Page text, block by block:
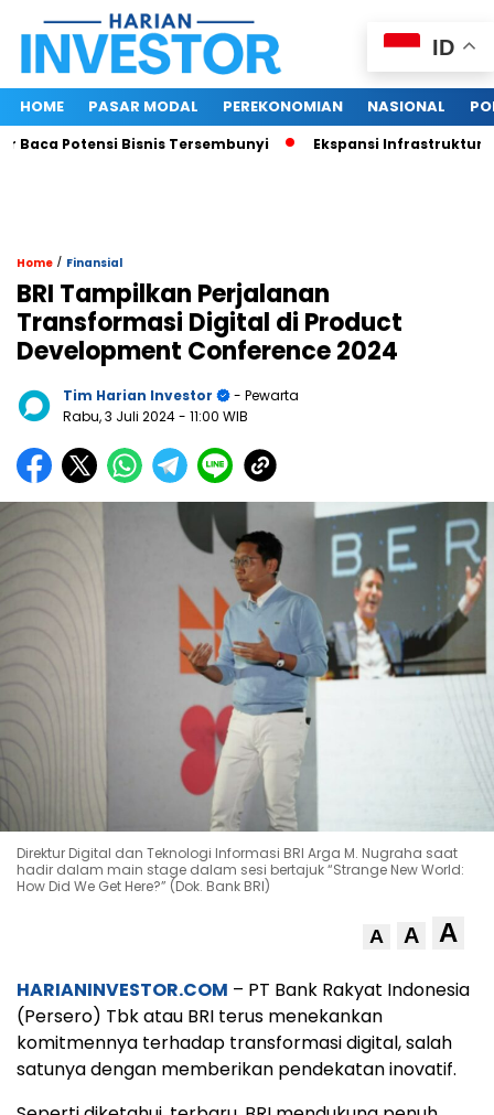
HOME PASAR MODAL PEREKONOMIAN NASIONAL
Potensi Bisnis Tersembunyi Ekspansi Infrastruktur
Home / Finansial
BRI Tampilkan Perjalanan
Transformasi Digital di Product
Development Conference 2024
Tim Harian Investor
- Pewarta
Rabu, 3 Juli 2024- 11:00 WIB
Direktur Digital dan Teknologi Informasi BRI Arga M. Nugraha saat
hadir dalam main stage dalam sesi bertajuk “Strange New World:
How Did We Get Here?” (Dok. Bank BRI)
A A A
HARIANINVESTOR.COM – PT Bank Rakyat Indonesia
(Persero) Tbk atau BRI terus menekankan
komitmennya terhadap transformasi digital, salah
satunya dengan memberikan pendekatan inovatif.
ID